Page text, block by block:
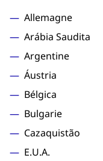
Allemagne
Arábia Saudita
Argentine
Áustria
Bélgica
Bulgarie
Cazaquistão
E.U.A.